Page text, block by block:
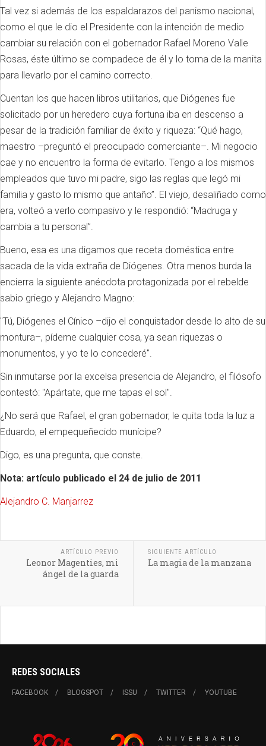
Tal vez si además de los espaldarazos del panismo nacional,
como el que le dio el Presidente con la intención de medio
cambiar su relación con el gobernador Rafael Moreno Valle
Rosas, éste último se compadece de él y lo toma de la manita
para llevarlo por el camino correcto.
Cuentan los que hacen libros utilitarios, que Diógenes fue
solicitado por un heredero cuya fortuna iba en descenso a
pesar de la tradición familiar de éxito y riqueza: “Qué hago,
maestro –preguntó el preocupado comerciante–. Mi negocio
cae y no encuentro la forma de evitarlo. Tengo a los mismos
empleados que tuvo mi padre, sigo las reglas que legó mi
familia y gasto lo mismo que antaño”. El viejo, desaliñado como
era, volteó a verlo compasivo y le respondió: “Madruga y
cambia a tu personal”.
Bueno, esa es una digamos que receta doméstica entre
sacada de la vida extraña de Diógenes. Otra menos burda la
encierra la siguiente anécdota protagonizada por el rebelde
sabio griego y Alejandro Magno:
"Tú, Diógenes el Cínico ­–dijo el conquistador desde lo alto de su
montura–, pídeme cualquier cosa, ya sean riquezas o
monumentos, y yo te lo concederé".
Sin inmutarse por la excelsa presencia de Alejandro, el filósofo
contestó: "Apártate, que me tapas el sol".
¿No será que Rafael, el gran gobernador, le quita toda la luz a
Eduardo, el empequeñecido munícipe?
Digo, es una pregunta, que conste.
Nota: artículo publicado el 24 de julio de 2011
Alejandro C. Manjarrez
ARTÍCULO PREVIO
Leonor Magenties, mi
ángel de la guarda
SIGUIENTE ARTÍCULO
La magia de la manzana
REDES SOCIALES
FACEBOOK BLOGSPOT ISSU TWITTER YOUTUBE